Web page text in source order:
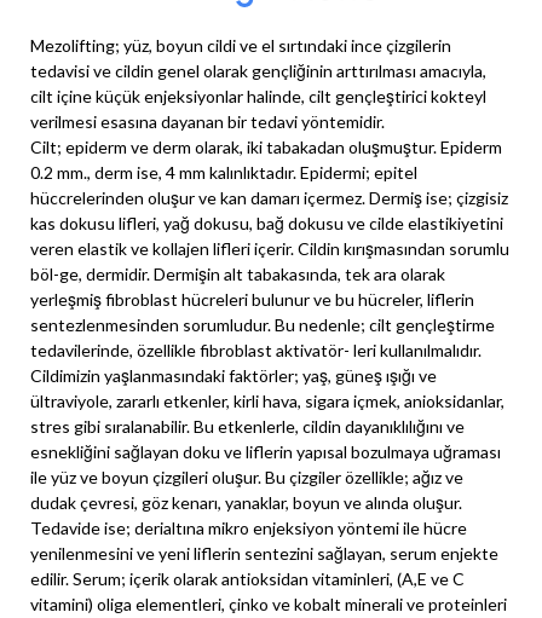
Mezolifting; yüz, boyun cildi ve el sırtındaki ince çizgilerin
tedavisi ve cildin genel olarak gençliğinin arttırılması amacıyla,
cilt içine küçük enjeksiyonlar halinde, cilt gençleştirici kokteyl
verilmesi esasına dayanan bir tedavi yöntemidir.
Cilt; epiderm ve derm olarak, iki tabakadan oluşmuştur. Epiderm
0.2 mm., derm ise, 4 mm kalınlıktadır. Epidermi; epitel
hüccrelerinden oluşur ve kan damarı içermez. Dermiş ise; çizgisiz
kas dokusu lifleri, yağ dokusu, bağ dokusu ve cilde elastikiyetini
veren elastik ve kollajen lifleri içerir. Cildin kırışmasından sorumlu
böl-ge, dermidir. Dermişin alt tabakasında, tek ara olarak
yerleşmiş fibroblast hücreleri bulunur ve bu hücreler, liflerin
sentezlenmesinden sorumludur. Bu nedenle; cilt gençleştirme
tedavilerinde, özellikle fibroblast aktivatör- leri kullanılmalıdır.
Cildimizin yaşlanmasındaki faktörler; yaş, güneş ışığı ve
ültraviyole, zararlı etkenler, kirli hava, sigara içmek, anioksidanlar,
stres gibi sıralanabilir. Bu etkenlerle, cildin dayanıklılığını ve
esnekliğini sağlayan doku ve liflerin yapısal bozulmaya uğraması
ile yüz ve boyun çizgileri oluşur. Bu çizgiler özellikle; ağız ve
dudak çevresi, göz kenarı, yanaklar, boyun ve alında oluşur.
Tedavide ise; derialtına mikro enjeksiyon yöntemi ile hücre
yenilenmesini ve yeni liflerin sentezini sağlayan, serum enjekte
edilir. Serum; içerik olarak antioksidan vitaminleri, (A,E ve C
vitamini) oliga elementleri, çinko ve kobalt minerali ve proteinleri